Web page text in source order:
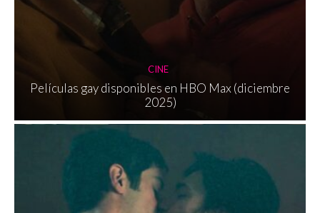
CINE
Películas gay disponibles en HBO Max (diciembre
2025)